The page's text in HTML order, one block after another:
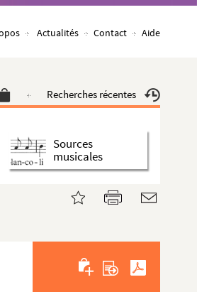
Actualités Contact Aide
Recherches récentes
Sources
musicales